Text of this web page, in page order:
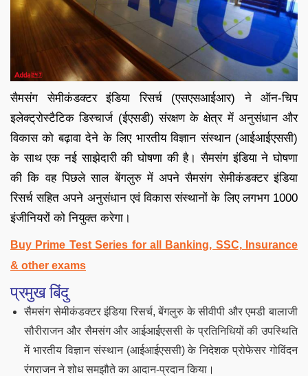
सैमसंग सेमीकंडक्टर इंडिया रिसर्च (एसएसआईआर) ने ऑन-चिप
इलेक्ट्रोस्टैटिक डिस्चार्ज (ईएसडी) संरक्षण के क्षेत्र में अनुसंधान और
विकास को बढ़ावा देने के लिए भारतीय विज्ञान संस्थान (आईआईएससी)
के साथ एक नई साझेदारी की घोषणा की है। सैमसंग इंडिया ने घोषणा
की कि वह पिछले साल बेंगलुरु में अपने सैमसंग सेमीकंडक्टर इंडिया
रिसर्च सहित अपने अनुसंधान एवं विकास संस्थानों के लिए लगभग 1000
इंजीनियरों को नियुक्त करेगा।
Buy Prime Test Series for all Banking, SSC, Insurance
& other exams
प्रमुख बिंदु
सैमसंग सेमीकंडक्टर इंडिया रिसर्च, बेंगलुरु के सीवीपी और एमडी बालाजी
सौरीराजन और सैमसंग और आईआईएससी के प्रतिनिधियों की उपस्थिति
में भारतीय विज्ञान संस्थान (आईआईएससी) के निदेशक प्रोफेसर गोविंदन
रंगराजन ने शोध समझौते का आदान-प्रदान किया।